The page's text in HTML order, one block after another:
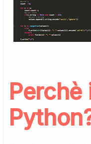
Perchè
Python